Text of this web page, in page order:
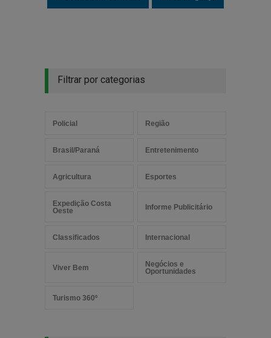
Filtrar por categorias
Policial Região
Brasil/Paraná Entretenimento
Agricultura Esportes
Expedição Costa
Oeste
Informe Publicitário
Classificados Internacional
Viver Bem
Negócios e
Oportunidades
Turismo 360º